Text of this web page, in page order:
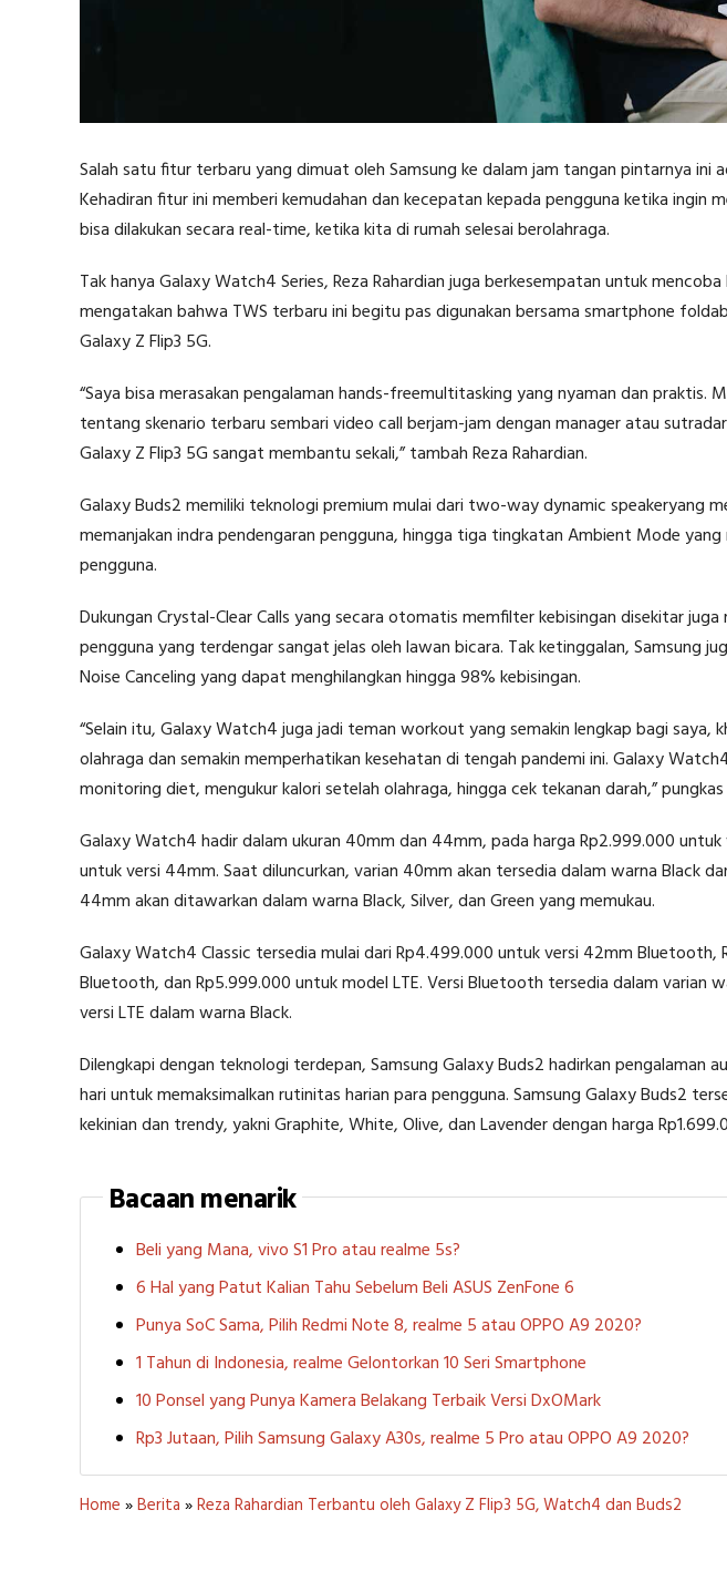
Salah satu fitur terbaru yang dimuat oleh Samsung ke dalam jam tangan pintarnya ini
Kehadiran fitur ini memberi kemudahan dan kecepatan kepada pengguna ketika ingin
bisa dilakukan secara real-time, ketika kita di rumah selesai berolahraga.
Tak hanya Galaxy Watch4 Series, Reza Rahardian juga berkesempatan untuk
mengatakan bahwa TWS terbaru ini begitu pas digunakan bersama smartphone
Galaxy Z Flip3 5G.
“Saya bisa merasakan pengalaman hands-freemultitasking yang nyaman dan praktis.
tentang skenario terbaru sembari video call berjam-jam dengan manager atau
Galaxy Z Flip3 5G sangat membantu sekali,” tambah Reza Rahardian.
Galaxy Buds2 memiliki teknologi premium mulai dari two-way dynamic speakeryang
memanjakan indra pendengaran pengguna, hingga tiga tingkatan Ambient Mode
pengguna.
Dukungan Crystal-Clear Calls yang secara otomatis memfilter kebisingan disekitar
pengguna yang terdengar sangat jelas oleh lawan bicara. Tak ketinggalan, Samsung
Noise Canceling yang dapat menghilangkan hingga 98% kebisingan.
“Selain itu, Galaxy Watch4 juga jadi teman workout yang semakin lengkap bagi saya,
olahraga dan semakin memperhatikan kesehatan di tengah pandemi ini. Galaxy
monitoring diet, mengukur kalori setelah olahraga, hingga cek tekanan darah,” pungkas
Galaxy Watch4 hadir dalam ukuran 40mm dan 44mm, pada harga Rp2.999.000
untuk versi 44mm. Saat diluncurkan, varian 40mm akan tersedia dalam warna Black
44mm akan ditawarkan dalam warna Black, Silver, dan Green yang memukau.
Galaxy Watch4 Classic tersedia mulai dari Rp4.499.000 untuk versi 42mm
Bluetooth, dan Rp5.999.000 untuk model LTE. Versi Bluetooth tersedia dalam varian
versi LTE dalam warna Black.
Dilengkapi dengan teknologi terdepan, Samsung Galaxy Buds2 hadirkan pengalaman
hari untuk memaksimalkan rutinitas harian para pengguna. Samsung Galaxy Buds2
kekinian dan trendy, yakni Graphite, White, Olive, dan Lavender dengan harga
Bacaan menarik
Beli yang Mana, vivo S1 Pro atau realme 5s?
6 Hal yang Patut Kalian Tahu Sebelum Beli ASUS ZenFone 6
Punya SoC Sama, Pilih Redmi Note 8, realme 5 atau OPPO A9 2020?
1 Tahun di Indonesia, realme Gelontorkan 10 Seri Smartphone
10 Ponsel yang Punya Kamera Belakang Terbaik Versi DxOMark
Rp3 Jutaan, Pilih Samsung Galaxy A30s, realme 5 Pro atau OPPO A9 2020?
Home »Berita »Reza Rahardian Terbantu oleh Galaxy Z Flip3 5G, Watch4 dan Buds2